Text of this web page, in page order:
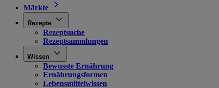
Märkte
Rezepte
Rezeptsuche
Rezeptsammlungen
Wissen
Bewusste Ernährung
Ernährungsformen
Lebensmittelwissen